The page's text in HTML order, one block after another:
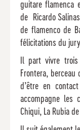
guitare flamenca
de Ricardo
de flamenco de
félicitations du
Il part vivre
Frontera,
d’être en
accompagne les
Chiqui, La Rubia